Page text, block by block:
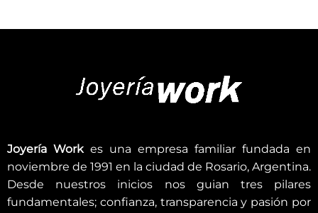
Joyería Workes una empresa familiar fundada en
noviembre de 1991 en la ciudad de Rosario, Argentina.
Desde nuestros inicios nos guian tres pilares
fundamentales; confianza, transparencia y pasión por